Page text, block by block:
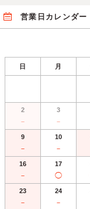
営業日カレンダー
日 月
2
－
3
－
9
－
10
－
16
－
17
◯
23
－
24
－